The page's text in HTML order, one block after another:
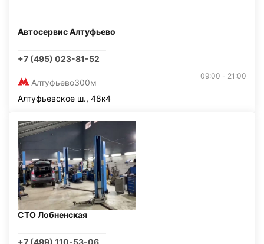
Автосервис Алтуфьево
+7 (495) 023-81-52
Алтуфьево300м
09:00 - 21:00
Алтуфьевское ш., 48к4
СТО Лобненская
+7 (499) 110-53-06